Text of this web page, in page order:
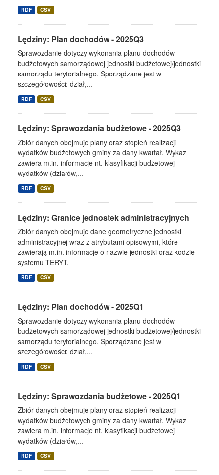
RDF CSV
Lędziny: Plan dochodów - 2025Q3
Sprawozdanie dotyczy wykonania planu dochodów
budżetowych samorządowej jednostki budżetowej/jednostki
samorządu terytorialnego. Sporządzane jest w
szczegółowości: dział,...
RDF CSV
Lędziny: Sprawozdania budżetowe - 2025Q3
Zbiór danych obejmuje plany oraz stopień realizacji
wydatków budżetowych gminy za dany kwartał. Wykaz
zawiera m.in. informacje nt. klasyfikacji budżetowej
wydatków (działów,...
RDF CSV
Lędziny: Granice jednostek administracyjnych
Zbiór danych obejmuje dane geometryczne jednostki
administracyjnej wraz z atrybutami opisowymi, które
zawierają m.in. informacje o nazwie jednostki oraz kodzie
systemu TERYT.
RDF CSV
Lędziny: Plan dochodów - 2025Q1
Sprawozdanie dotyczy wykonania planu dochodów
budżetowych samorządowej jednostki budżetowej/jednostki
samorządu terytorialnego. Sporządzane jest w
szczegółowości: dział,...
RDF CSV
Lędziny: Sprawozdania budżetowe - 2025Q1
Zbiór danych obejmuje plany oraz stopień realizacji
wydatków budżetowych gminy za dany kwartał. Wykaz
zawiera m.in. informacje nt. klasyfikacji budżetowej
wydatków (działów,...
RDF CSV